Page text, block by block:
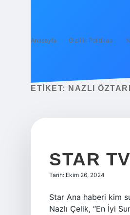
Anasayfa Gizlilik Politikası
ETIKET: NAZLI
STAR
Tarih: Ekim 26, 2024
Star Ana haberi kim
Nazlı Çelik, “En İyi